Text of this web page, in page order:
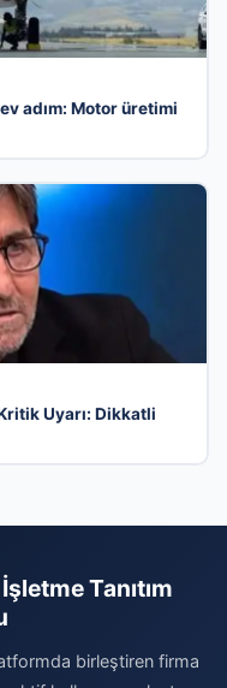
adım: Motor üretimi
Uyarı: Dikkatli
Tanıtım
birleştiren firma